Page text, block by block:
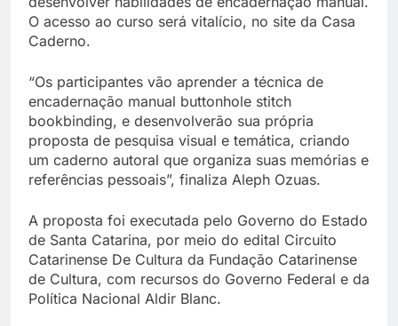
O acesso ao curso será vitalício, no site da Casa
Caderno.
“Os participantes vão aprender a técnica de
encadernação manual buttonhole stitch
bookbinding, e desenvolverão sua própria
proposta de pesquisa visual e temática, criando
um caderno autoral que organiza suas memórias e
referências pessoais”, finaliza Aleph Ozuas.
A proposta foi executada pelo Governo do Estado
de Santa Catarina, por meio do edital Circuito
Catarinense De Cultura da Fundação Catarinense
de Cultura, com recursos do Governo Federal e da
Política Nacional Aldir Blanc.